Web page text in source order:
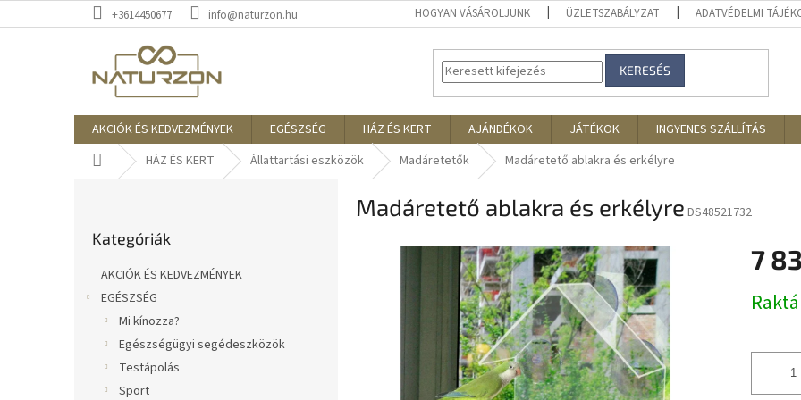
a
+3614450677 info@naturzon.hu HOGYAN VÁSÁROLJUNK ÜZLETSZABÁLYZAT ADATVÉDELMI
KERESÉS
AKCIÓK ÉS KEDVEZMÉNYEK EGÉSZSÉG HÁZ ÉS KERT AJÁNDÉKOK JÁTÉKOK INGYENES SZÁLLÍTÁS
KezdőlapHÁZ ÉS KERT Állattartási eszközök Madáretetők Madáretető ablakra és erkélyre
átugrása
Kategóriák
AKCIÓK ÉS KEDVEZMÉNYEK
EGÉSZSÉG
Mi kínozza?
Egészségügyi segédeszközök
Testápolás
Sport
Madáretető ablakra és erkélyre DS48521732
7